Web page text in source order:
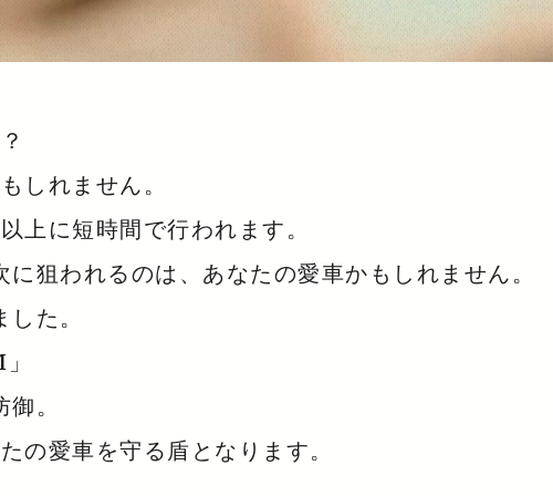
しれません。
に短時間で行われます。
狙われるのは、あなたの愛車かもしれません。
た。
。
愛車を守る盾となります。